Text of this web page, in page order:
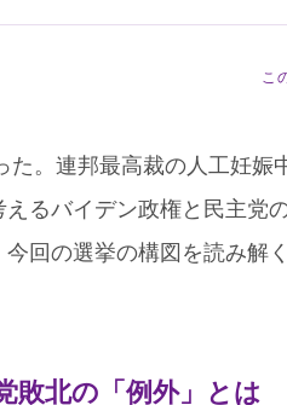
こ
。連邦最高裁の人工妊
るバイデン政権と民主党
回の選挙の構図を読み解く
敗北の「例外」とは